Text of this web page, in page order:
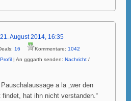
21. August 2014, 16:35
16 Kommentare: 1042
Profil | An gggarth senden: Nachricht /
a la „wer den
findet, hat ihn nicht verstanden.“